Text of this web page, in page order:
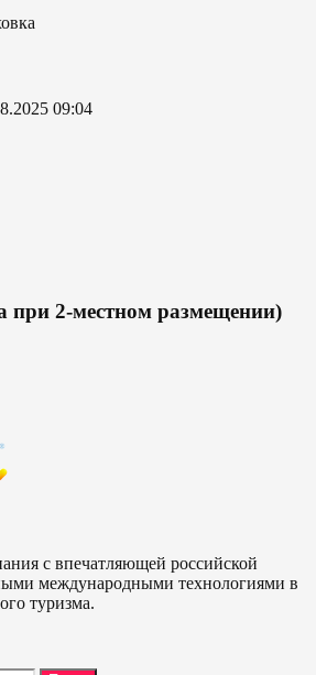
09:04
при 2-местном размещении)
с впечатляющей российской
международными технологиями в
туризма.